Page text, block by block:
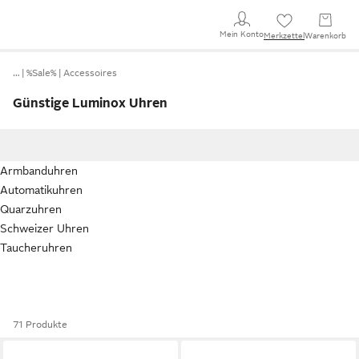
Mein KontoMerkzettel Warenkorb
… %Sale% Accessoires
Günstige Luminox Uhren
Armbanduhren
Automatikuhren
Quarzuhren
Schweizer Uhren
Taucheruhren
71 Produkte